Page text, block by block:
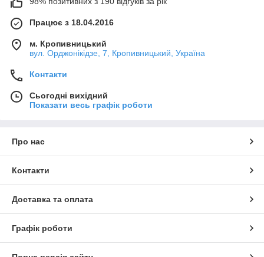
Працює з 18.04.2016
м. Кропивницький
вул. Орджонікідзе, 7, Кропивницький, Україна
Контакти
Сьогодні вихідний
Показати весь графік роботи
Про нас
Контакти
Доставка та оплата
Графік роботи